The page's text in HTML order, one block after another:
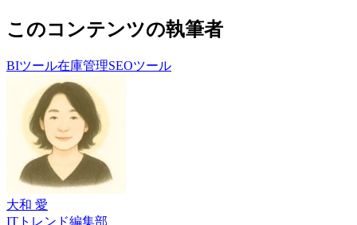
このコンテンツの執筆者
BIツール在庫管理SEOツール
大和 愛
ITトレンド編集部